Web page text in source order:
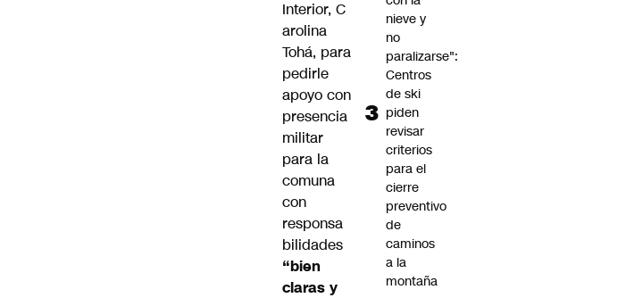
Interior, C
arolina
Tohá, para
pedirle
apoyo con
presencia
militar
para la
comuna
con
responsa
bilidades
“bien
claras y
nieve y
no
paralizarse":
Centros
de ski
piden
revisar
criterios
para el
cierre
preventivo
de
caminos
a la
montaña